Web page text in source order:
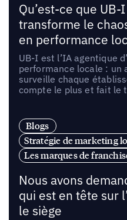
Qu’est-ce que UB-
transforme le
en performance
UB-I est l’IA agentique
performance locale : un
surveille chaque
compte le plus et fait le
Blogs
Stratégie de marketing
Les marques de
Nous avons
qui est en tête sur
le siège